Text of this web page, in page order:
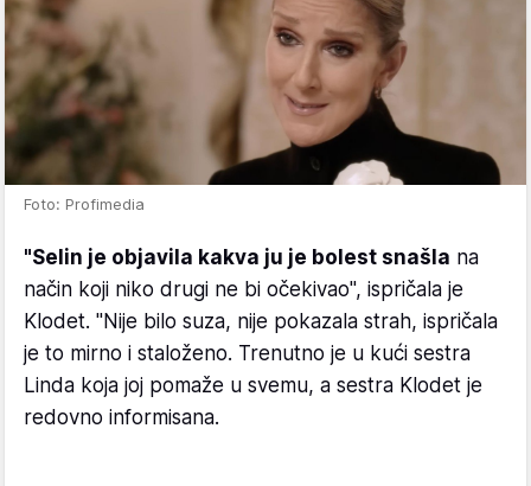
Foto: Profimedia
"Selin je objavila kakva ju je bolest snašla na
način koji niko drugi ne bi očekivao", ispričala je
Klodet. "Nije bilo suza, nije pokazala strah, ispričala
je to mirno i staloženo. Trenutno je u kući sestra
Linda koja joj pomaže u svemu, a sestra Klodet je
redovno informisana.